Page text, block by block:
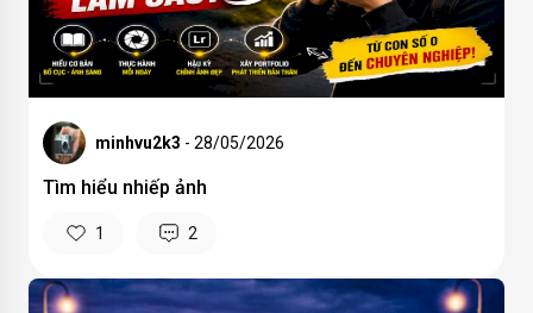
minhvu2k3 - 28/05/2026
Tìm hiểu nhiếp ảnh
1 2